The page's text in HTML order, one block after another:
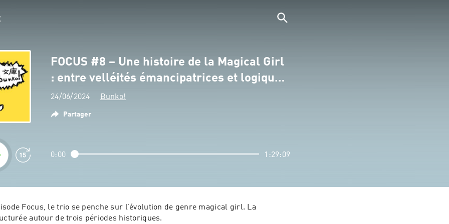
FOCUS #8 – Une histoire de la Magical Girl
: entre velléités émancipatrices et logiqu…
24/06/2024 Bunko!
Partager
0:00 1:29:09
Focus, le trio se penche sur l’évolution de genre magical girl. La
autour de trois périodes historiques.